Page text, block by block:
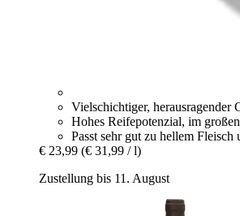
Vielschichtiger, herausragender
Hohes Reifepotenzial, im
Passt sehr gut zu hellem Fleisch
€ 23,99 (€ 31,99 / l)
Zustellung bis 11. August